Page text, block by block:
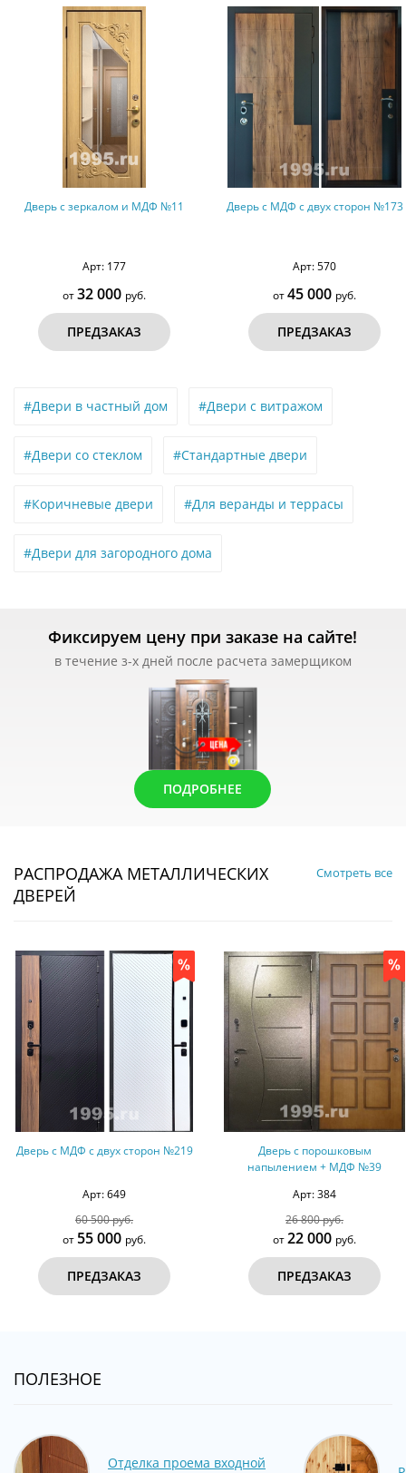
Дверь с МДФ с двух сторон №173
Арт: 570
от45 000руб.
ПРЕДЗАКАЗ
Однопольная дверь с
Арт: 555
от75 000руб.
ПРЕДЗАКАЗ
#Двери в частный дом #Двери с витражом
#Двери со стеклом #Стандартные двери
#Коричневые двери #Для веранды и террасы
#Двери для загородного дома
Фиксируем цену при заказе на сайте!
в течение з-х дней после расчета замерщиком
ПОДРОБНЕЕ
РАСПРОДАЖА МЕТАЛЛИЧЕСКИХ
ДВЕРЕЙ
Смотреть все
Дверь с порошковым
Арт: 384
26 800 руб.
от22 000руб.
ПРЕДЗАКАЗ
Дверь с порошковым
напылением +
Арт: 54
19 500 руб.
от17 500руб.
ПРЕДЗАКАЗ
ПОЛЕЗНОЕ
Отделка проема входной